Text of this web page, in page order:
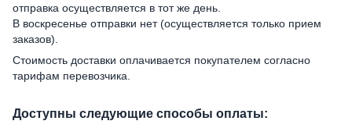
отправка осуществляется в тот же день.
В воскресенье отправки нет (осуществляется только прием
заказов).
Стоимость доставки оплачивается покупателем согласно
тарифам перевозчика.
Доступны следующие способы оплаты: